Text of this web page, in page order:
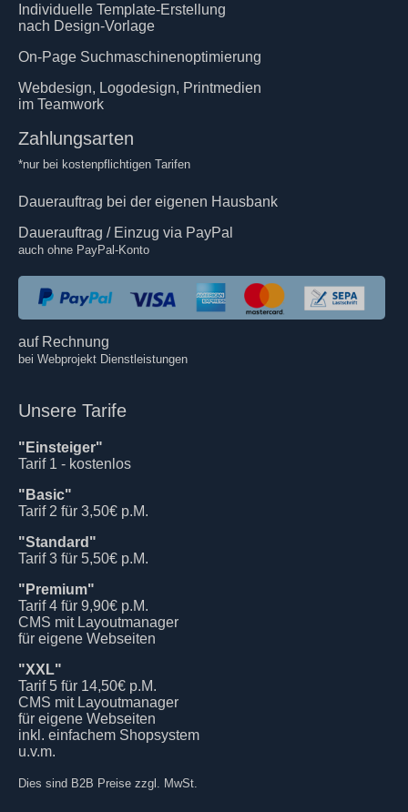
Individuelle Template-Erstellung
nach Design-Vorlage
On-Page Suchmaschinenoptimierung
Webdesign, Logodesign, Printmedien
im Teamwork
Zahlungsarten
*nur bei kostenpflichtigen Tarifen
Dauerauftrag bei der eigenen Hausbank
Dauerauftrag / Einzug via PayPal
auch ohne PayPal-Konto
auf Rechnung
bei Webprojekt Dienstleistungen
Unsere Tarife
"Einsteiger"
Tarif 1 - kostenlos
"Basic"
Tarif 2 für 3,50€ p.M.
"Standard"
Tarif 3 für 5,50€ p.M.
"Premium"
Tarif 4 für 9,90€ p.M.
CMS mit Layoutmanager
für eigene Webseiten
"XXL"
Tarif 5 für 14,50€ p.M.
CMS mit Layoutmanager
für eigene Webseiten
inkl. einfachem Shopsystem
u.v.m.
Dies sind B2B Preise zzgl. MwSt.